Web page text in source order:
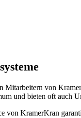
Mitarbeitern von
und bieten oft auch
von KramerKran